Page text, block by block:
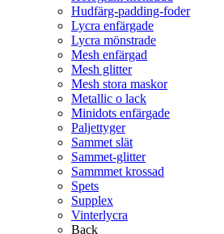
Hudfärg-padding-foder
Lycra enfärgade
Lycra mönstrade
Mesh enfärgad
Mesh glitter
Mesh stora maskor
Metallic o lack
Minidots enfärgade
Paljettyger
Sammet slät
Sammet-glitter
Sammmet krossad
Spets
Supplex
Vinterlycra
Back